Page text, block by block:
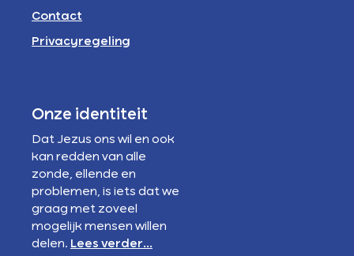
Contact
Privacyregeling
Onze identiteit
Dat Jezus ons wil en ook
kan redden van alle
zonde, ellende en
problemen, is iets dat we
graag met zoveel
mogelijk mensen willen
delen. Lees verder...